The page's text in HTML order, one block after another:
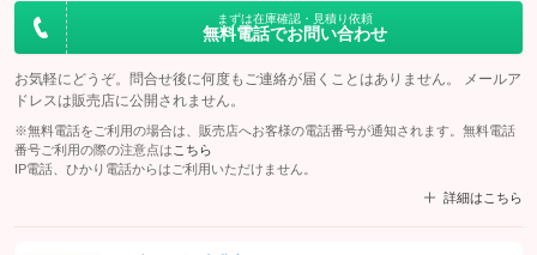
まずは在庫確認・見積り依頼
無料電話でお問い合わせ
お気軽にどうぞ。問合せ後に何度もご連絡が届くことはありません。 メールア
ドレスは販売店に公開されません。
※無料電話をご利用の場合は、販売店へお客様の電話番号が通知されます。無料電話
番号ご利用の際の注意点は こちら
IP電話、ひかり電話からはご利用いただけません。
詳細はこちら